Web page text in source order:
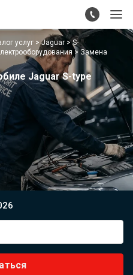
услуг Jaguar
S-
Замена
Jaguar S-type